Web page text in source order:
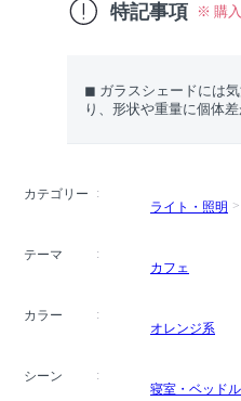
特記事項 ※ 購
◼︎ ガラスシェードには
り、形状や重量に個体
カテゴリー
ライト・照明
テーマ
カフェ
カラー
オレンジ系
シーン
寝室・ベッド